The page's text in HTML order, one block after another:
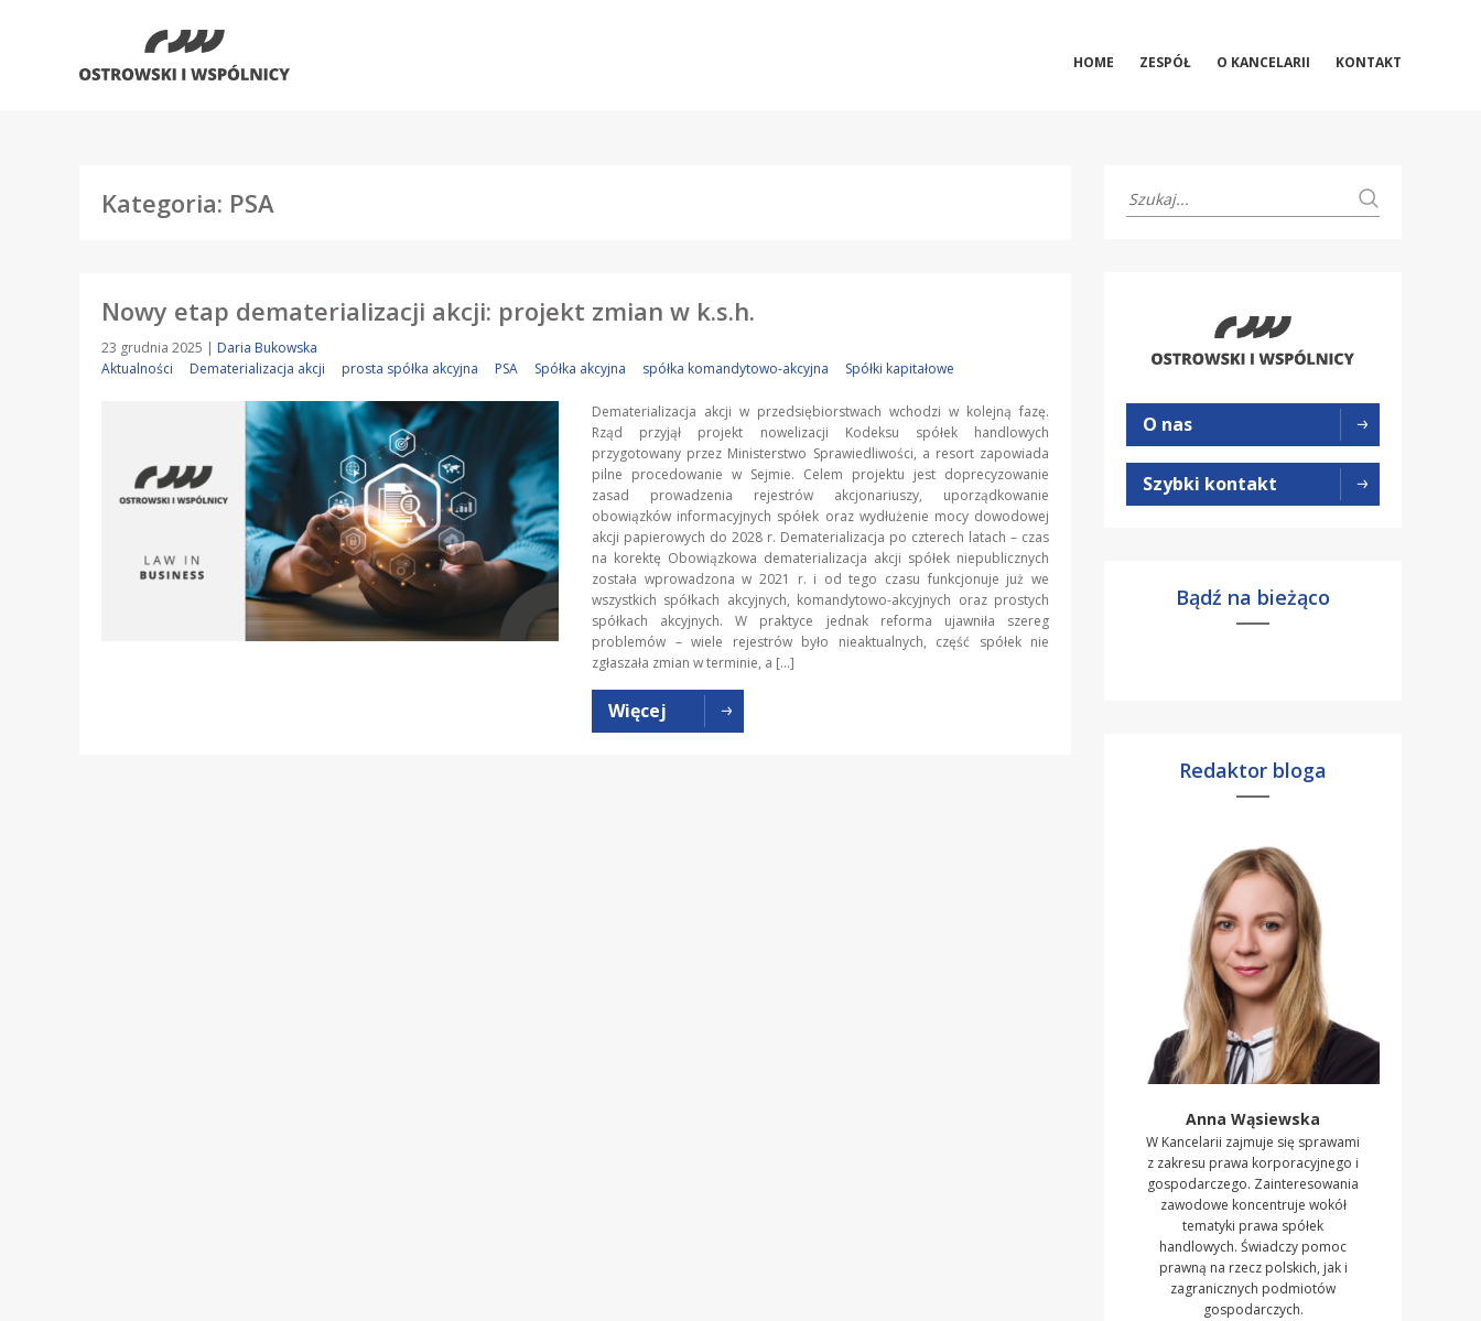
HOME ZESPÓŁ O KANCELARII KONTAKT
Kategoria: PSA
Nowy etap dematerializacji akcji: projekt zmian w k.s.h.
23 grudnia 2025 | Daria Bukowska
Aktualności
Dematerializacja akcji prosta spółka akcyjna PSA Spółka akcyjna spółka komandytowo-akcyjna Spółki kapitałowe
Dematerializacja akcji w przedsiębiorstwach wchodzi w kolejną fazę.
Rząd przyjął projekt nowelizacji Kodeksu spółek handlowych
przygotowany przez Ministerstwo Sprawiedliwości, a resort zapowiada
pilne procedowanie w Sejmie. Celem projektu jest doprecyzowanie
zasad prowadzenia rejestrów akcjonariuszy, uporządkowanie
obowiązków informacyjnych spółek oraz wydłużenie mocy dowodowej
akcji papierowych do 2028 r. Dematerializacja po czterech latach – czas
na korektę Obowiązkowa dematerializacja akcji spółek niepublicznych
została wprowadzona w 2021 r. i od tego czasu funkcjonuje już we
wszystkich spółkach akcyjnych, komandytowo-akcyjnych oraz prostych
spółkach akcyjnych. W praktyce jednak reforma ujawniła szereg
problemów – wiele rejestrów było nieaktualnych, część spółek nie
zgłaszała zmian w terminie, a […]
Więcej
O nas
Szybki kontakt
Bądź na bieżąco
Redaktor bloga
Anna Wąsiewska
W Kancelarii zajmuje się sprawami
z zakresu prawa korporacyjnego i
gospodarczego. Zainteresowania
zawodowe koncentruje wokół
tematyki prawa spółek
handlowych. Świadczy pomoc
prawną na rzecz polskich, jak i
zagranicznych podmiotów
gospodarczych.